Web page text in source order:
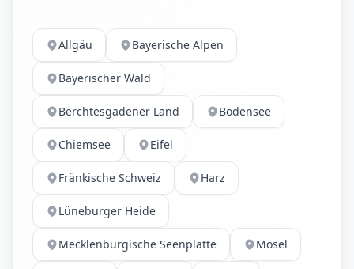
Allgäu Bayerische Alpen
Bayerischer Wald
Berchtesgadener Land Bodensee
Chiemsee Eifel
Fränkische Schweiz Harz
Lüneburger Heide
Mecklenburgische Seenplatte Mosel